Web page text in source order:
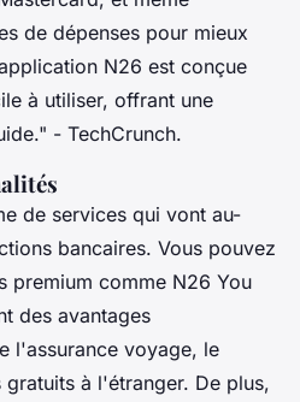
de dépenses pour mieux
N26 est conçue
à utiliser, offrant une
- TechCrunch.
de services qui vont au-
bancaires. Vous pouvez
premium comme N26 You
des avantages
l'assurance voyage, le
à l'étranger. De plus,